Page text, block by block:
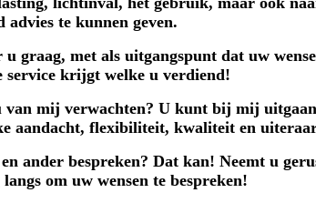
advies te kunnen geven.
u graag, met als uitgangspunt dat uw
service krijgt welke u verdiend!
van mij verwachten? U kunt bij mij
aandacht, flexibiliteit, kwaliteit en
ander bespreken? Dat kan! Neemt u
om uw wensen te bespreken!